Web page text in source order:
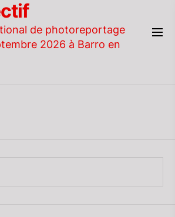
de photoreportage
2026 à Barro en